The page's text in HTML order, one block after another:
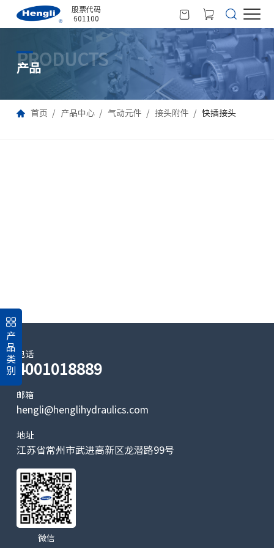
股票代码
601100
PRODUCTS
产品
首页 产品中心 气动元件 接头附件 快插接头
产
品
类
别
电话
4001018889
邮箱
hengli@henglihydraulics.com
地址
江苏省常州市武进高新区龙潜路99号
微信